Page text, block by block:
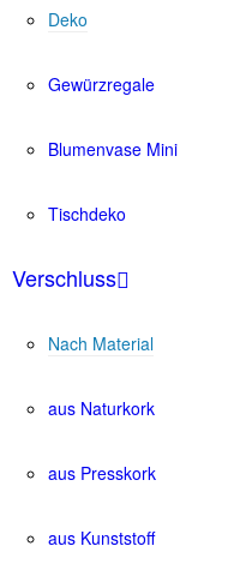
Deko
Gewürzregale
Blumenvase Mini
Tischdeko
Verschluss
Nach Material
aus Naturkork
aus Presskork
aus Kunststoff